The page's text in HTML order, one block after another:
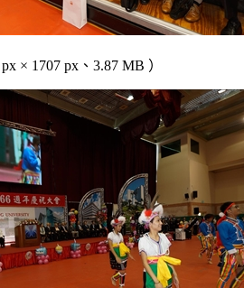
px × 1707 px、3.87 MB ）